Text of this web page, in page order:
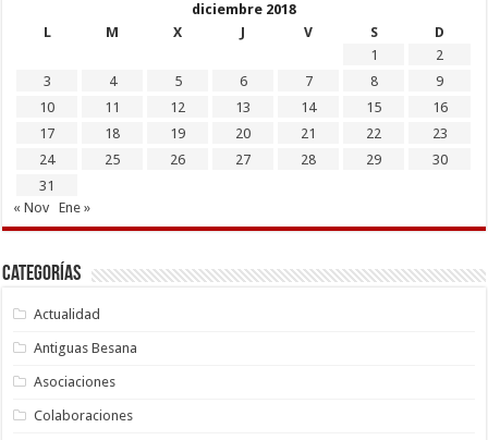
diciembre 2018
L
M X J V S
D
1
2
3
4 5 6 7 8
9
10
11 12 13 14 15
16
17
18 19 20 21 22
23
24
25 26 27 28 29
30
31
« Nov
Ene »
Categorías
Actualidad
Antiguas Besana
Asociaciones
Colaboraciones